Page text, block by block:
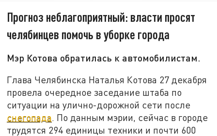
Прогноз неблагоприятный: власти просят
челябинцев помочь в уборке города
Мэр Котова обратилась к автомобилистам.
Глава Челябинска Наталья Котова 27 декабря
провела очередное заседание штаба по
ситуации на улично-дорожной сети после
снегопада. По данным мэрии, сейчас в городе
трудятся 294 единицы техники и почти 600